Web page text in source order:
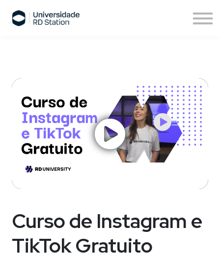
Assinatura de cursos
Curso de Instagram e
TikTok Gratuito